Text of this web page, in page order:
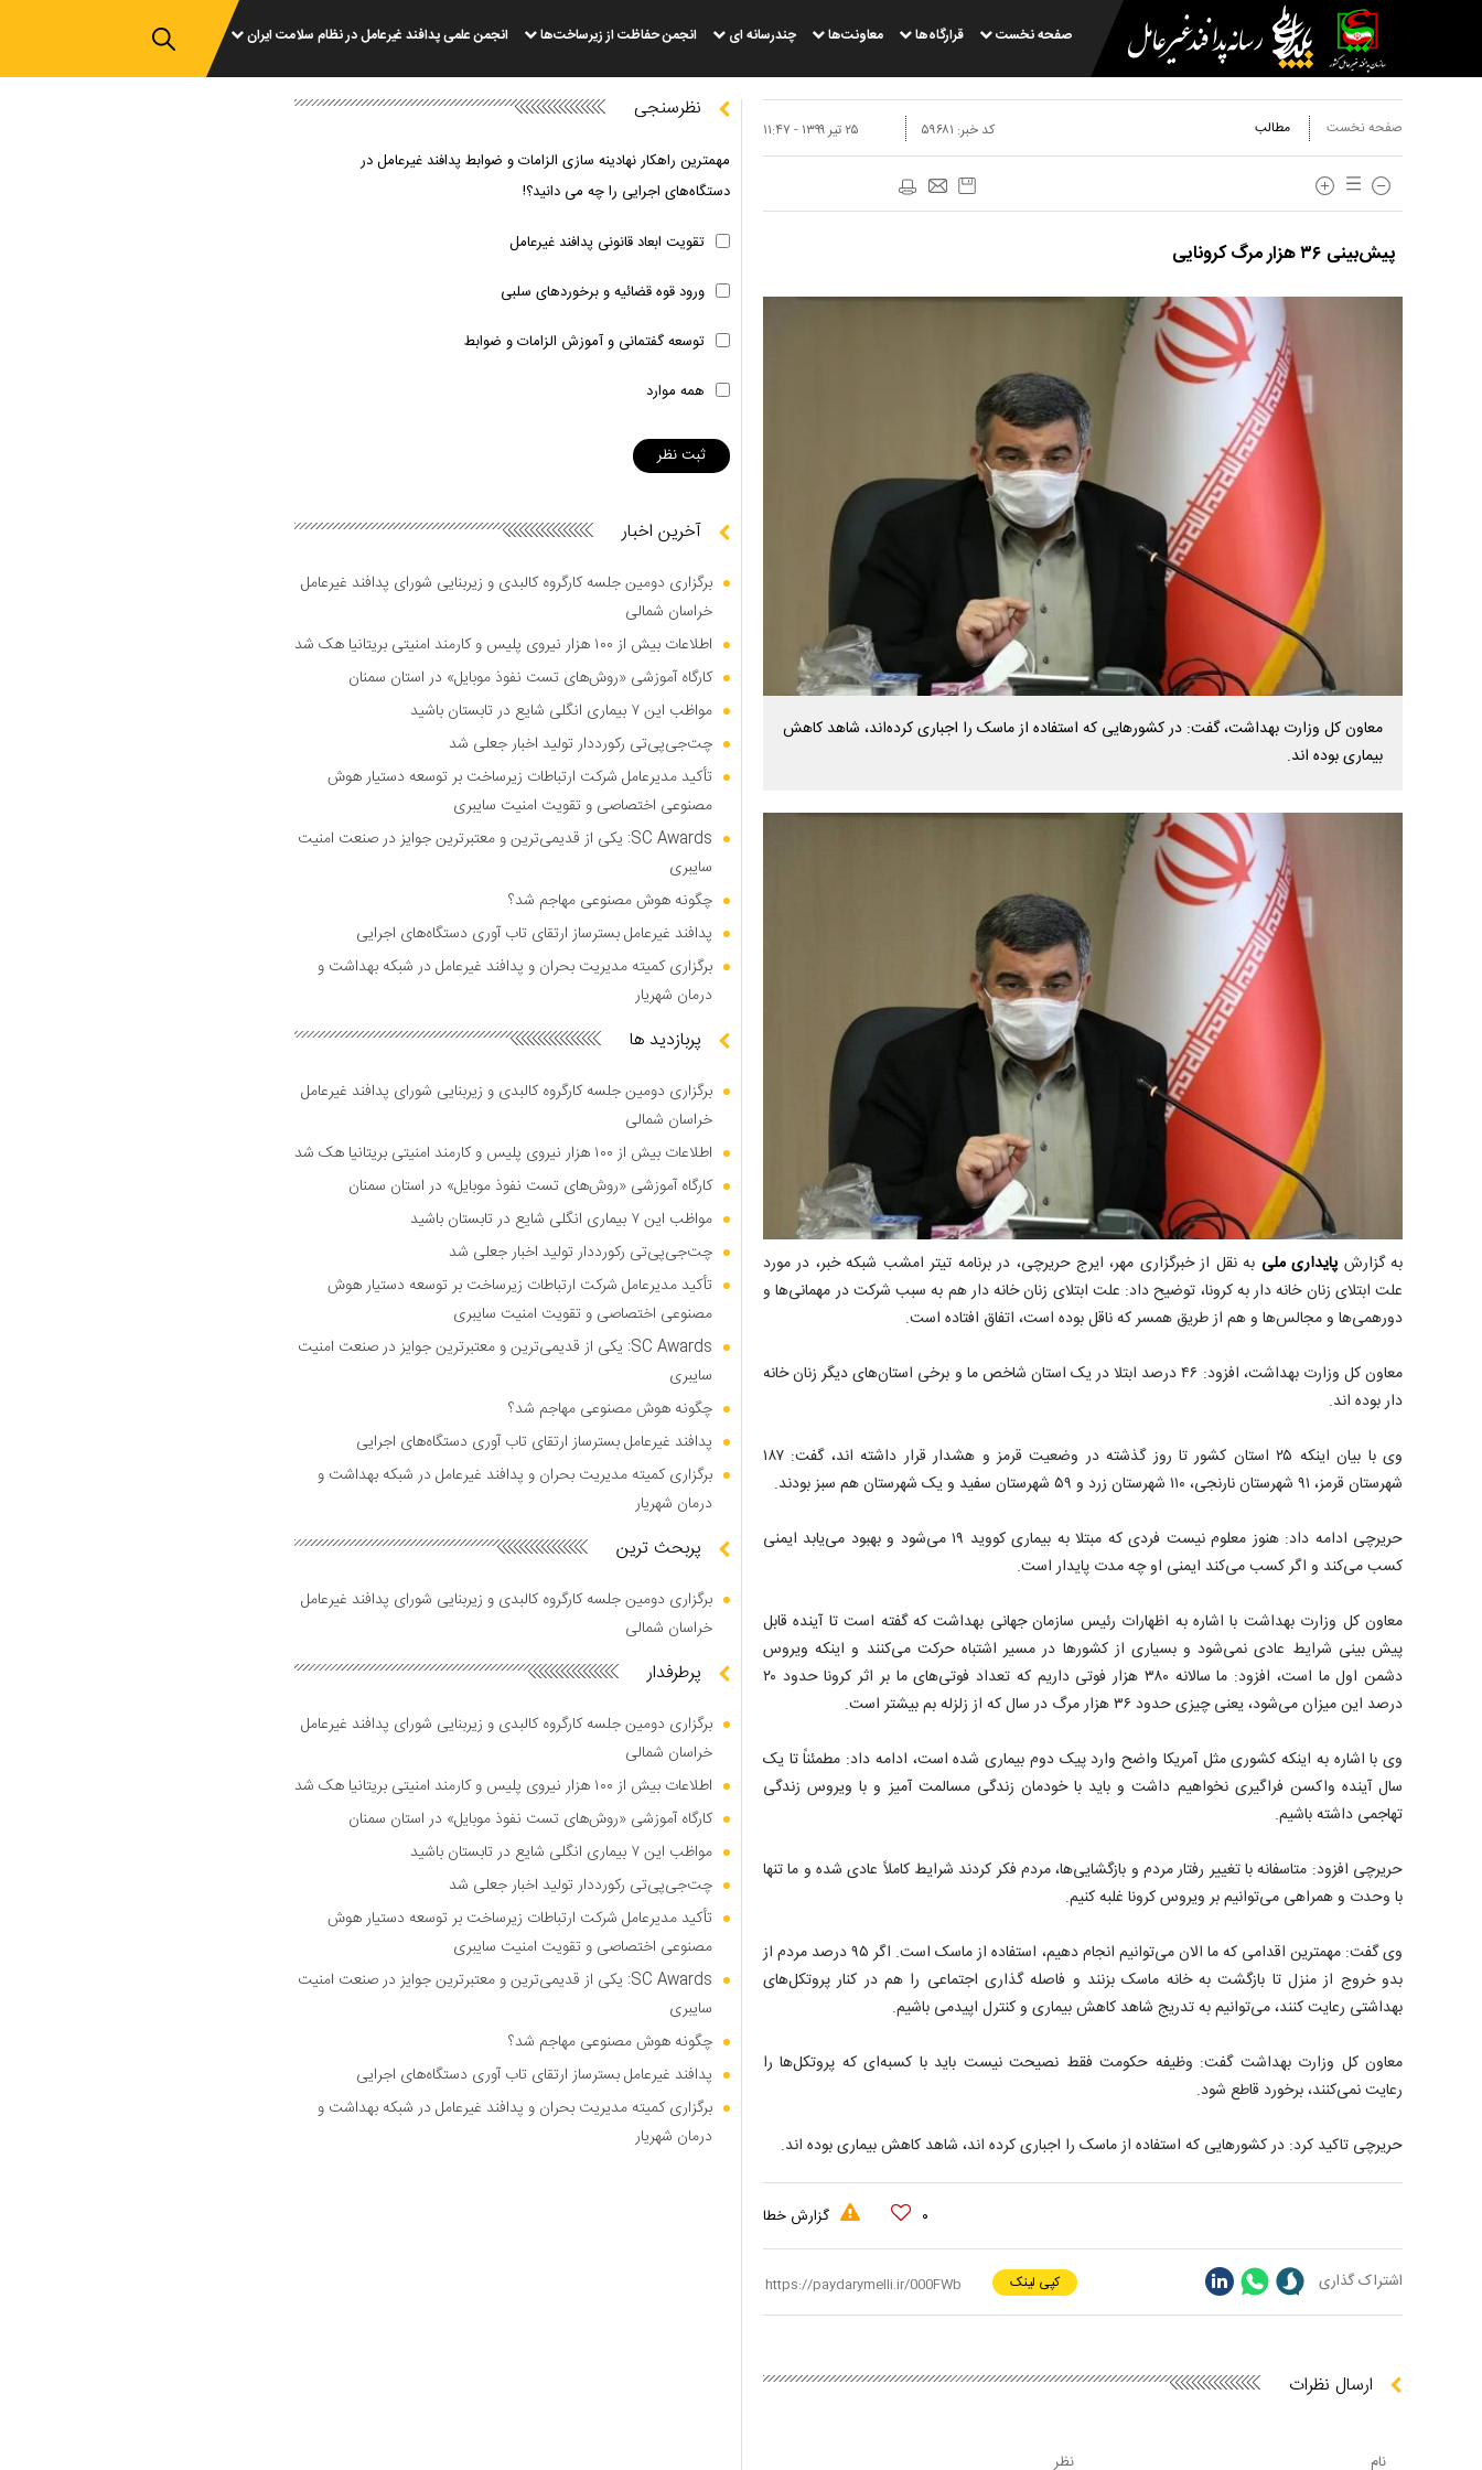
صفحه نخست قرارگاه‌ها معاونت‌ها چندرسانه ای انجمن حفاظت از زیرساخت‌ها انجمن علمی پدافند غیرعامل در نظام سلامت ایران
صفحه نخست مطالب ۲۵ تير ۱۳۹۹ - ۱۱:۴۷ کد خبر: ۵۹۶۸۱
پیش‌بینی ۳۶ هزار مرگ کرونایی
معاون کل وزارت بهداشت، گفت: در کشورهایی که استفاده از ماسک را اجباری کرده‌اند، شاهد کاهش
بیماری بوده اند.
به گزارش پایداری ملی به نقل از خبرگزاری مهر، ایرج حریرچی، در برنامه تیتر امشب شبکه خبر، در مورد
علت ابتلای زنان خانه دار به کرونا، توضیح داد: علت ابتلای زنان خانه دار هم به سبب شرکت در مهمانی‌ها و
دورهمی‌ها و مجالس‌ها و هم از طریق همسر که ناقل بوده است، اتفاق افتاده است.
معاون کل وزارت بهداشت، افزود: ۴۶ درصد ابتلا در یک استان شاخص ما و برخی استان‌های دیگر زنان خانه
دار بوده اند.
وی با بیان اینکه ۲۵ استان کشور تا روز گذشته در وضعیت قرمز و هشدار قرار داشته اند، گفت: ۱۸۷
شهرستان قرمز، ۹۱ شهرستان نارنجی، ۱۱۰ شهرستان زرد و ۵۹ شهرستان سفید و یک شهرستان هم سبز بودند.
حریرچی ادامه داد: هنوز معلوم نیست فردی که مبتلا به بیماری کووید ۱۹ می‌شود و بهبود می‌یابد ایمنی
کسب می‌کند و اگر کسب می‌کند ایمنی او چه مدت پایدار است.
معاون کل وزارت بهداشت با اشاره به اظهارات رئیس سازمان جهانی بهداشت که گفته است تا آینده قابل
پیش بینی شرایط عادی نمی‌شود و بسیاری از کشورها در مسیر اشتباه حرکت می‌کنند و اینکه ویروس
دشمن اول ما است، افزود: ما سالانه ۳۸۰ هزار فوتی داریم که تعداد فوتی‌های ما بر اثر کرونا حدود ۲۰
درصد این میزان می‌شود، یعنی چیزی حدود ۳۶ هزار مرگ در سال که از زلزله بم بیشتر است.
وی با اشاره به اینکه کشوری مثل آمریکا واضح وارد پیک دوم بیماری شده است، ادامه داد: مطمئناً تا یک
سال آینده واکسن فراگیری نخواهیم داشت و باید با خودمان زندگی مسالمت آمیز و با ویروس زندگی
تهاجمی داشته باشیم.
حریرچی افزود: متاسفانه با تغییر رفتار مردم و بازگشایی‌ها، مردم فکر کردند شرایط کاملاً عادی شده و ما تنها
با وحدت و همراهی می‌توانیم بر ویروس کرونا غلبه کنیم.
وی گفت: مهمترین اقدامی که ما الان می‌توانیم انجام دهیم، استفاده از ماسک است. اگر ۹۵ درصد مردم از
بدو خروج از منزل تا بازگشت به خانه ماسک بزنند و فاصله گذاری اجتماعی را هم در کنار پروتکل‌های
بهداشتی رعایت کنند، می‌توانیم به تدریج شاهد کاهش بیماری و کنترل اپیدمی باشیم.
معاون کل وزارت بهداشت گفت: وظیفه حکومت فقط نصیحت نیست باید با کسبه‌ای که پروتکل‌ها را
رعایت نمی‌کنند، برخورد قاطع شود.
حریرچی تاکید کرد: در کشورهایی که استفاده از ماسک را اجباری کرده اند، شاهد کاهش بیماری بوده اند.
۰ گزارش خطا
اشتراک گذاری کپی لینک
ارسال نظرات
نام نظر
نظرسنجی
مهمترین راهکار نهادینه سازی الزامات و ضوابط پدافند غیرعامل در
دستگاه‌های اجرایی را چه می دانید؟!
تقویت ابعاد قانونی پدافند غیرعامل
ورود قوه قضائیه و برخوردهای سلبی
توسعه گفتمانی و آموزش الزامات و ضوابط
همه موارد
آخرین اخبار
برگزاری دومین جلسه کارگروه کالبدی و زیربنایی شورای پدافند غیرعامل
خراسان شمالی
اطلاعات بیش از ۱۰۰ هزار نیروی پلیس و کارمند امنیتی بریتانیا هک شد
کارگاه آموزشی «روش‌های تست نفوذ موبایل» در استان سمنان
مواظب این ۷ بیماری انگلی شایع در تابستان باشید
چت‌جی‌پی‌تی رکورددار تولید اخبار جعلی شد
تأکید مدیرعامل شرکت ارتباطات زیرساخت بر توسعه دستیار هوش
مصنوعی اختصاصی و تقویت امنیت سایبری
SC Awards: یکی از قدیمی‌ترین و معتبرترین جوایز در صنعت امنیت
سایبری
چگونه هوش مصنوعی مهاجم شد؟
پدافند غیرعامل بسترساز ارتقای تاب آوری دستگاه‌های اجرایی
برگزاری کمیته مدیریت بحران و پدافند غیرعامل در شبکه بهداشت و
درمان شهریار
پربازدید ها
برگزاری دومین جلسه کارگروه کالبدی و زیربنایی شورای پدافند غیرعامل
خراسان شمالی
اطلاعات بیش از ۱۰۰ هزار نیروی پلیس و کارمند امنیتی بریتانیا هک شد
کارگاه آموزشی «روش‌های تست نفوذ موبایل» در استان سمنان
مواظب این ۷ بیماری انگلی شایع در تابستان باشید
چت‌جی‌پی‌تی رکورددار تولید اخبار جعلی شد
تأکید مدیرعامل شرکت ارتباطات زیرساخت بر توسعه دستیار هوش
مصنوعی اختصاصی و تقویت امنیت سایبری
SC Awards: یکی از قدیمی‌ترین و معتبرترین جوایز در صنعت امنیت
سایبری
چگونه هوش مصنوعی مهاجم شد؟
پدافند غیرعامل بسترساز ارتقای تاب آوری دستگاه‌های اجرایی
برگزاری کمیته مدیریت بحران و پدافند غیرعامل در شبکه بهداشت و
درمان شهریار
پربحث ترین
برگزاری دومین جلسه کارگروه کالبدی و زیربنایی شورای پدافند غیرعامل
خراسان شمالی
پرطرفدار
برگزاری دومین جلسه کارگروه کالبدی و زیربنایی شورای پدافند غیرعامل
خراسان شمالی
اطلاعات بیش از ۱۰۰ هزار نیروی پلیس و کارمند امنیتی بریتانیا هک شد
کارگاه آموزشی «روش‌های تست نفوذ موبایل» در استان سمنان
مواظب این ۷ بیماری انگلی شایع در تابستان باشید
چت‌جی‌پی‌تی رکورددار تولید اخبار جعلی شد
تأکید مدیرعامل شرکت ارتباطات زیرساخت بر توسعه دستیار هوش
مصنوعی اختصاصی و تقویت امنیت سایبری
SC Awards: یکی از قدیمی‌ترین و معتبرترین جوایز در صنعت امنیت
سایبری
چگونه هوش مصنوعی مهاجم شد؟
پدافند غیرعامل بسترساز ارتقای تاب آوری دستگاه‌های اجرایی
برگزاری کمیته مدیریت بحران و پدافند غیرعامل در شبکه بهداشت و
درمان شهریار